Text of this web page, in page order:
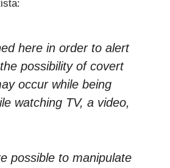
here in order to alert
possibility of covert
occur while being
watching TV, a video,
possible to manipulate